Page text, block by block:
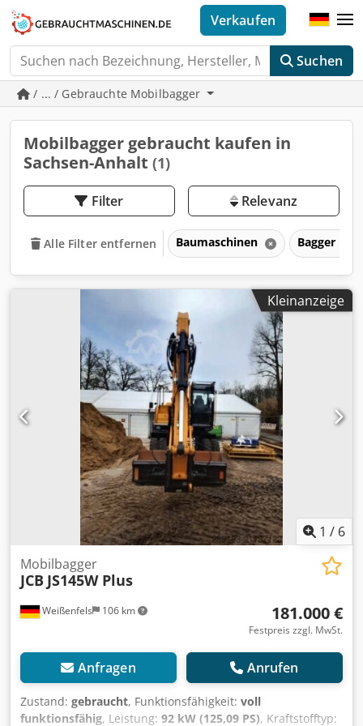
Suchen
Verkaufen
/ ... / Gebrauchte Mobilbagger
Mobilbagger gebraucht kaufen in
Sachsen-Anhalt (1)
Filter Relevanz
Alle Filter entfernen Baumaschinen Bagger
Kleinanzeige
1 / 6
Weißenfels 106 km
Mobilbagger
JCB JS145W Plus
181.000 €
Festpreis zzgl. MwSt.
Anfragen Anrufen
Zustand: gebraucht, Funktionsfähigkeit: voll
funktionsfähig, Leistung: 92 kW (125,09 PS), Kraftstofftyp: